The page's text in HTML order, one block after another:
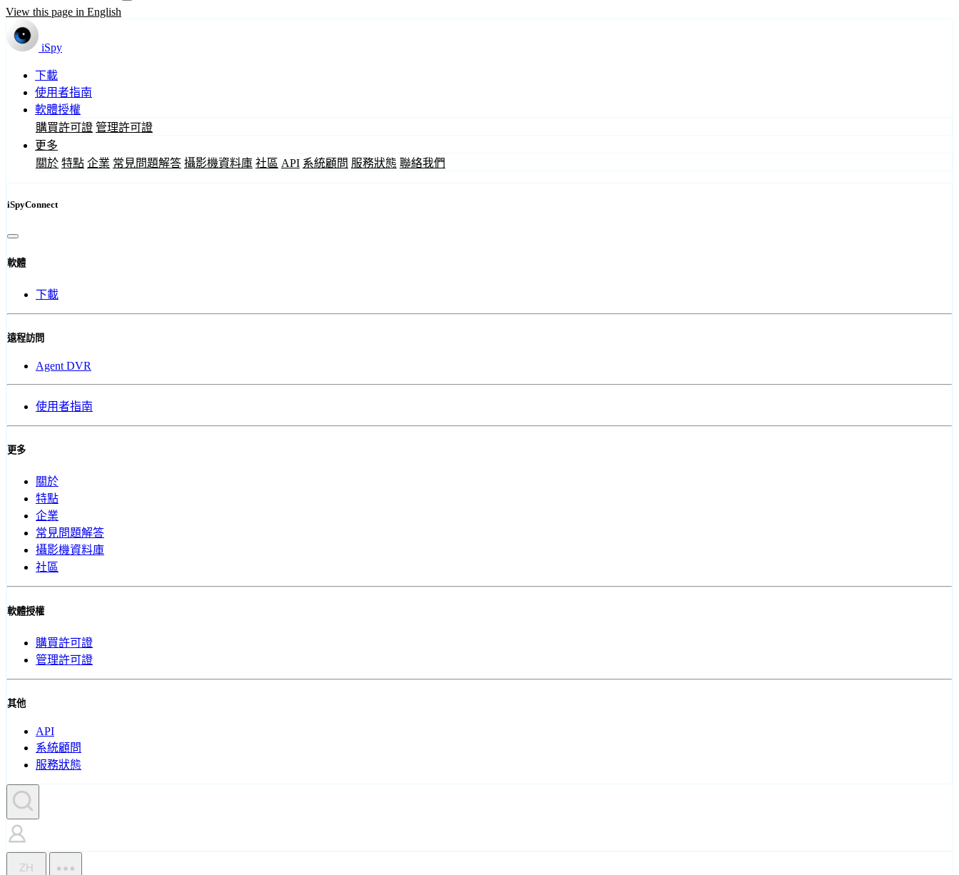
View this page in English
iSpy
下載
使用者指南
軟體授權
購買許可證 管理許可證
更多
關於 特點 企業 常見問題解答 攝影機資料庫 社區 API 系統顧問 服務狀態 聯絡我們
iSpyConnect
軟體
下載
遠程訪問
Agent DVR
使用者指南
更多
關於
特點
企業
常見問題解答
攝影機資料庫
社區
軟體授權
購買許可證
管理許可證
其他
API
系統顧問
服務狀態
ZH